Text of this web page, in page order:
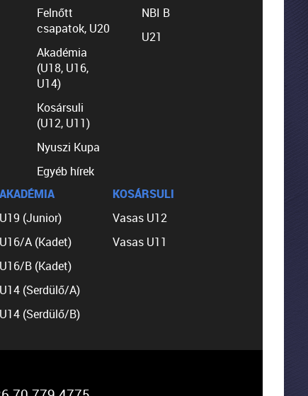
Felnőtt
csapatok, U20
Akadémia
(U18, U16,
U14)
Kosársuli
(U12, U11)
Nyuszi Kupa
Egyéb hírek
NBI B
U21
AKADÉMIA
U19 (Junior)
U16/A (Kadet)
U16/B (Kadet)
U14 (Serdülő/A)
U14 (Serdülő/B)
KOSÁRSULI
Vasas U12
Vasas U11